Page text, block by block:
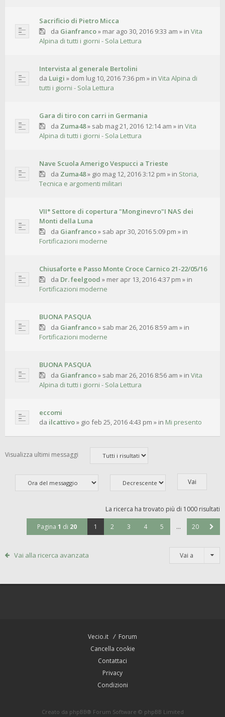
Sacrificio di Pietro Micca
da Gianfranco» mar ago 30, 2016 9:33 am » in Vita
Alpina di tutti i giorni - Sola Lettura
Intervista al generale Bertolini
da Luigi » dom lug 10, 2016 7:36 pm » in Vita Alpina di
tutti i giorni - Sola Lettura
Gara di tiro con carri in Germania
da Zuma48» sab mag 21, 2016 12:14 am » in Vita
Alpina di tutti i giorni - Sola Lettura
Nave Scuola Amerigo Vespucci a Trieste
da Zuma48» gio mag 12, 2016 3:12 pm » in Storia,
Tecnica e argomenti militari
VII° Settore di copertura "Monginevro"I NAS dei
Monti della Luna
da Gianfranco» sab apr 30, 2016 5:09 pm » in
Fortificazioni moderne
Chiusaforte e Passo Monte Croce Carnico 21-22/05/16
da Dr. feelgood » mer apr 13, 2016 4:37 pm » in
Fortificazioni moderne
BUONA PASQUA
da Gianfranco» sab mar 26, 2016 8:59 am » in
Fortificazioni moderne
BUONA PASQUA
da Gianfranco» sab mar 26, 2016 8:56 am » in Vita
Alpina di tutti i giorni - Sola Lettura
eccomi
da ilcattivo» gio feb 25, 2016 4:43 pm » in Mi presento
Visualizza ultimi messaggi
La ricerca ha trovato più di 1000 risultati
Pagina 1 di 20 1 2 3 4 5 … 20
Vai alla ricerca avanzata Vai a
Vecio.it
Forum
Cancella cookie
Contattaci
Privacy
Condizioni
Creato da phpBB® Forum Software © phpBB Limited